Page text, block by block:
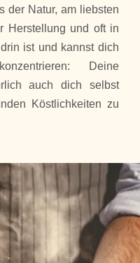
der Natur, am liebsten
Herstellung und oft in
ist und kannst dich
Deine
auch dich selbst
Köstlichkeiten zu